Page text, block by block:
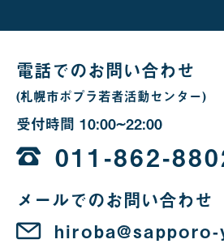
場
電話でのお問い合わせ
(札幌市ポプラ若者活動センター)
受付時間 10:00~22:00
時
か
ら
22
011-862-
メールでのお問い合わせ